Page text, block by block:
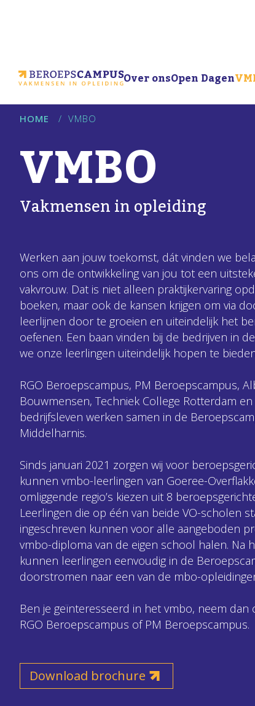
Over onsOpen Dagen
HOME / VMBO
VMBO
Vakmensen in opleiding
Werken aan jouw toekomst, dát vinden we
ons om de ontwikkeling van jou tot een
vakvrouw. Dat is niet alleen praktijkervaring
boeken, maar ook de kansen krijgen om via
leerlijnen door te groeien en uiteindelijk het
oefenen. Een baan vinden bij de bedrijven in
we onze leerlingen uiteindelijk hopen te
RGO Beroepscampus, PM Beroepscampus,
Bouwmensen, Techniek College Rotterdam
bedrijfsleven werken samen in de
Middelharnis.
Sinds januari 2021 zorgen wij voor
kunnen vmbo-leerlingen van Goeree-
omliggende regio’s kiezen uit 8
Leerlingen die op één van beide VO-scholen
ingeschreven kunnen voor alle aangeboden
vmbo-diploma van de eigen school halen. Na
kunnen leerlingen eenvoudig in de
doorstromen naar een van de mbo-
Ben je geïnteresseerd in het vmbo, neem
RGO Beroepscampus of PM Beroepscampus.
Download brochure